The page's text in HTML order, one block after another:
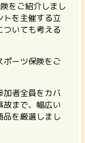
をご紹介しまし
トを主催する立
ついても考える
ポーツ保険をご
加者全員をカバ
故まで、幅広い
品を厳選しまし